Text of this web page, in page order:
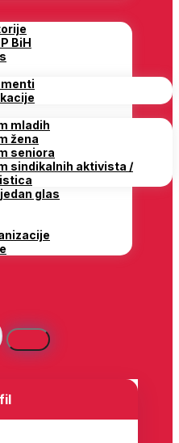
BiH
mladih
žena
seniora
sindikalnih aktivista /
glas